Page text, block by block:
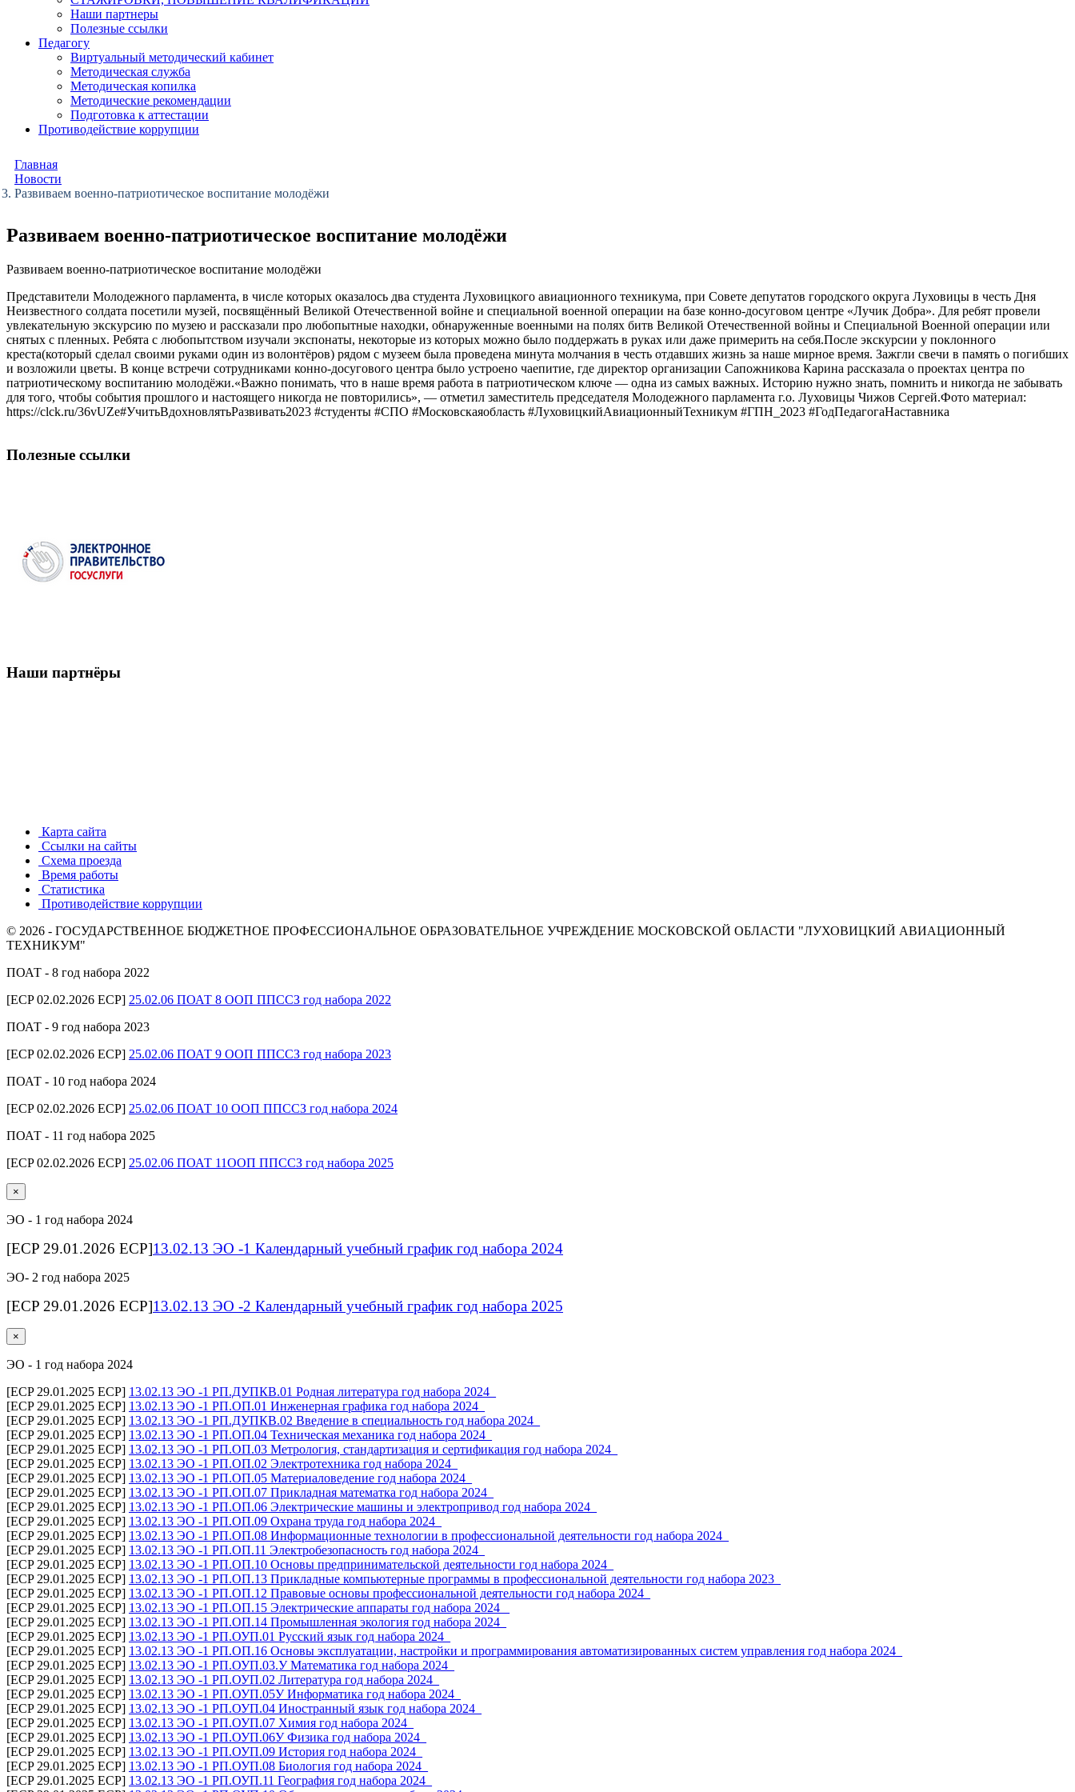
Наши партнеры
Полезные ссылки
Педагогу
Виртуальный методический кабинет
Методическая служба
Методическая копилка
Методические рекомендации
Подготовка к аттестации
Противодействие коррупции
Главная
Новости
Развиваем военно-патриотическое воспитание молодёжи
Развиваем военно-патриотическое воспитание молодёжи
Развиваем военно-патриотическое воспитание молодёжи
Представители Молодежного парламента, в числе которых оказалось два студента Луховицкого авиационного техникума, при Совете депутатов городского округа Луховицы в честь Дня
Неизвестного солдата посетили музей, посвящённый Великой Отечественной войне и специальной военной операции на базе конно-досуговом центре «Лучик Добра». Для ребят провели
увлекательную экскурсию по музею и рассказали про любопытные находки, обнаруженные военными на полях битв Великой Отечественной войны и Специальной Военной операции или
снятых с пленных. Ребята с любопытством изучали экспонаты, некоторые из которых можно было поддержать в руках или даже примерить на себя.После экскурсии у поклонного
креста(который сделал своими руками один из волонтёров) рядом с музеем была проведена минута молчания в честь отдавших жизнь за наше мирное время. Зажгли свечи в память о погибших
и возложили цветы. В конце встречи сотрудниками конно-досугового центра было устроено чаепитие, где директор организации Сапожникова Карина рассказала о проектах центра по
патриотическому воспитанию молодёжи.«Важно понимать, что в наше время работа в патриотическом ключе — одна из самых важных. Историю нужно знать, помнить и никогда не забывать
для того, чтобы события прошлого и настоящего никогда не повторились», — отметил заместитель председателя Молодежного парламента г.о. Луховицы Чижов Сергей.Фото материал:
https://clck.ru/36vUZe#УчитьВдохновлятьРазвивать2023 #студенты #СПО #Московскаяобласть #ЛуховицкийАвиационныйТехникум #ГПН_​2023 #ГодПедагогаНаставника
Полезные ссылки
Наши партнёры
Карта сайта
Ссылки на сайты
Схема проезда
Время работы
Статистика
Противодействие коррупции
© 2026 - ГОСУДАРСТВЕННОЕ БЮДЖЕТНОЕ ПРОФЕССИОНАЛЬНОЕ ОБРАЗОВАТЕЛЬНОЕ УЧРЕЖДЕНИЕ МОСКОВСКОЙ ОБЛАСТИ "ЛУХОВИЦКИЙ АВИАЦИОННЫЙ
ТЕХНИКУМ"
ПОАТ - 8 год набора 2022
[ECP 02.02.2026 ECP] 25.02.06 ПОАТ 8 ООП ППССЗ год набора 2022
ПОАТ - 9 год набора 2023
[ECP 02.02.2026 ECP] 25.02.06 ПОАТ 9 ООП ППССЗ год набора 2023
ПОАТ - 10 год набора 2024
[ECP 02.02.2026 ECP] 25.02.06 ПОАТ 10 ООП ППССЗ год набора 2024
ПОАТ - 11 год набора 2025
[ECP 02.02.2026 ECP] 25.02.06 ПОАТ 11ООП ППССЗ год набора 2025
×
ЭО - 1 год набора 2024
[ECP 29.01.2026 ECP]13.02.13 ЭО -1 Календарный учебный график год набора 2024
ЭО- 2 год набора 2025
[ECP 29.01.2026 ECP]13.02.13 ЭО -2 Календарный учебный график год набора 2025
×
ЭО - 1 год набора 2024
[ECP 29.01.2025 ECP] 13.02.13 ЭО -1 РП.ДУПКВ.01 Родная литература год набора 2024_
[ECP 29.01.2025 ECP] 13.02.13 ЭО -1 РП.ОП.01 Инженерная графика год набора 2024_
[ECP 29.01.2025 ECP] 13.02.13 ЭО -1 РП.ДУПКВ.02 Введение в специальность год набора 2024_
[ECP 29.01.2025 ECP] 13.02.13 ЭО -1 РП.ОП.04 Техническая механика год набора 2024_
[ECP 29.01.2025 ECP] 13.02.13 ЭО -1 РП.ОП.03 Метрология, стандартизация и сертификация год набора 2024_
[ECP 29.01.2025 ECP] 13.02.13 ЭО -1 РП.ОП.02 Электротехника год набора 2024_
[ECP 29.01.2025 ECP] 13.02.13 ЭО -1 РП.ОП.05 Материаловедение год набора 2024_
[ECP 29.01.2025 ECP] 13.02.13 ЭО -1 РП.ОП.07 Прикладная математка год набора 2024_
[ECP 29.01.2025 ECP] 13.02.13 ЭО -1 РП.ОП.06 Электрические машины и электропривод год набора 2024_
[ECP 29.01.2025 ECP] 13.02.13 ЭО -1 РП.ОП.09 Охрана труда год набора 2024_
[ECP 29.01.2025 ECP] 13.02.13 ЭО -1 РП.ОП.08 Информационные технологии в профессиональной деятельности год набора 2024_
[ECP 29.01.2025 ECP] 13.02.13 ЭО -1 РП.ОП.11 Электробезопасность год набора 2024_
[ECP 29.01.2025 ECP] 13.02.13 ЭО -1 РП.ОП.10 Основы предпринимательской деятельности год набора 2024_
[ECP 29.01.2025 ECP] 13.02.13 ЭО -1 РП.ОП.13 Прикладные компьютерные программы в профессиональной деятельности год набора 2023_
[ECP 29.01.2025 ECP] 13.02.13 ЭО -1 РП.ОП.12 Правовые основы профессиональной деятельности год набора 2024_
[ECP 29.01.2025 ECP] 13.02.13 ЭО -1 РП.ОП.15 Электрические аппараты год набора 2024 _
[ECP 29.01.2025 ECP] 13.02.13 ЭО -1 РП.ОП.14 Промышленная экология год набора 2024_
[ECP 29.01.2025 ECP] 13.02.13 ЭО -1 РП.ОУП.01 Русский язык год набора 2024_
[ECP 29.01.2025 ECP] 13.02.13 ЭО -1 РП.ОП.16 Основы эксплуатации, настройки и программирования автоматизированных систем управления год набора 2024_
[ECP 29.01.2025 ECP] 13.02.13 ЭО -1 РП.ОУП.03.У Математика год набора 2024_
[ECP 29.01.2025 ECP] 13.02.13 ЭО -1 РП.ОУП.02 Литература год набора 2024_
[ECP 29.01.2025 ECP] 13.02.13 ЭО -1 РП.ОУП.05У Информатика год набора 2024_
[ECP 29.01.2025 ECP] 13.02.13 ЭО -1 РП.ОУП.04 Иностранный язык год набора 2024_
[ECP 29.01.2025 ECP] 13.02.13 ЭО -1 РП.ОУП.07 Химия год набора 2024_
[ECP 29.01.2025 ECP] 13.02.13 ЭО -1 РП.ОУП.06У Физика год набора 2024_
[ECP 29.01.2025 ECP] 13.02.13 ЭО -1 РП.ОУП.09 История год набора 2024_
[ECP 29.01.2025 ECP] 13.02.13 ЭО -1 РП.ОУП.08 Биология год набора 2024_
[ECP 29.01.2025 ECP] 13.02.13 ЭО -1 РП.ОУП.11 География год набора 2024_